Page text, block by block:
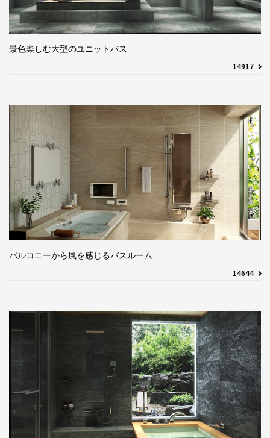
景色楽しむ大型のユニットバス
14917
バルコニーから風を感じるバスルーム
14644